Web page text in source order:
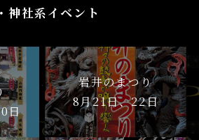
神社系イベント
日
岩井のまつり
8月21日、22日